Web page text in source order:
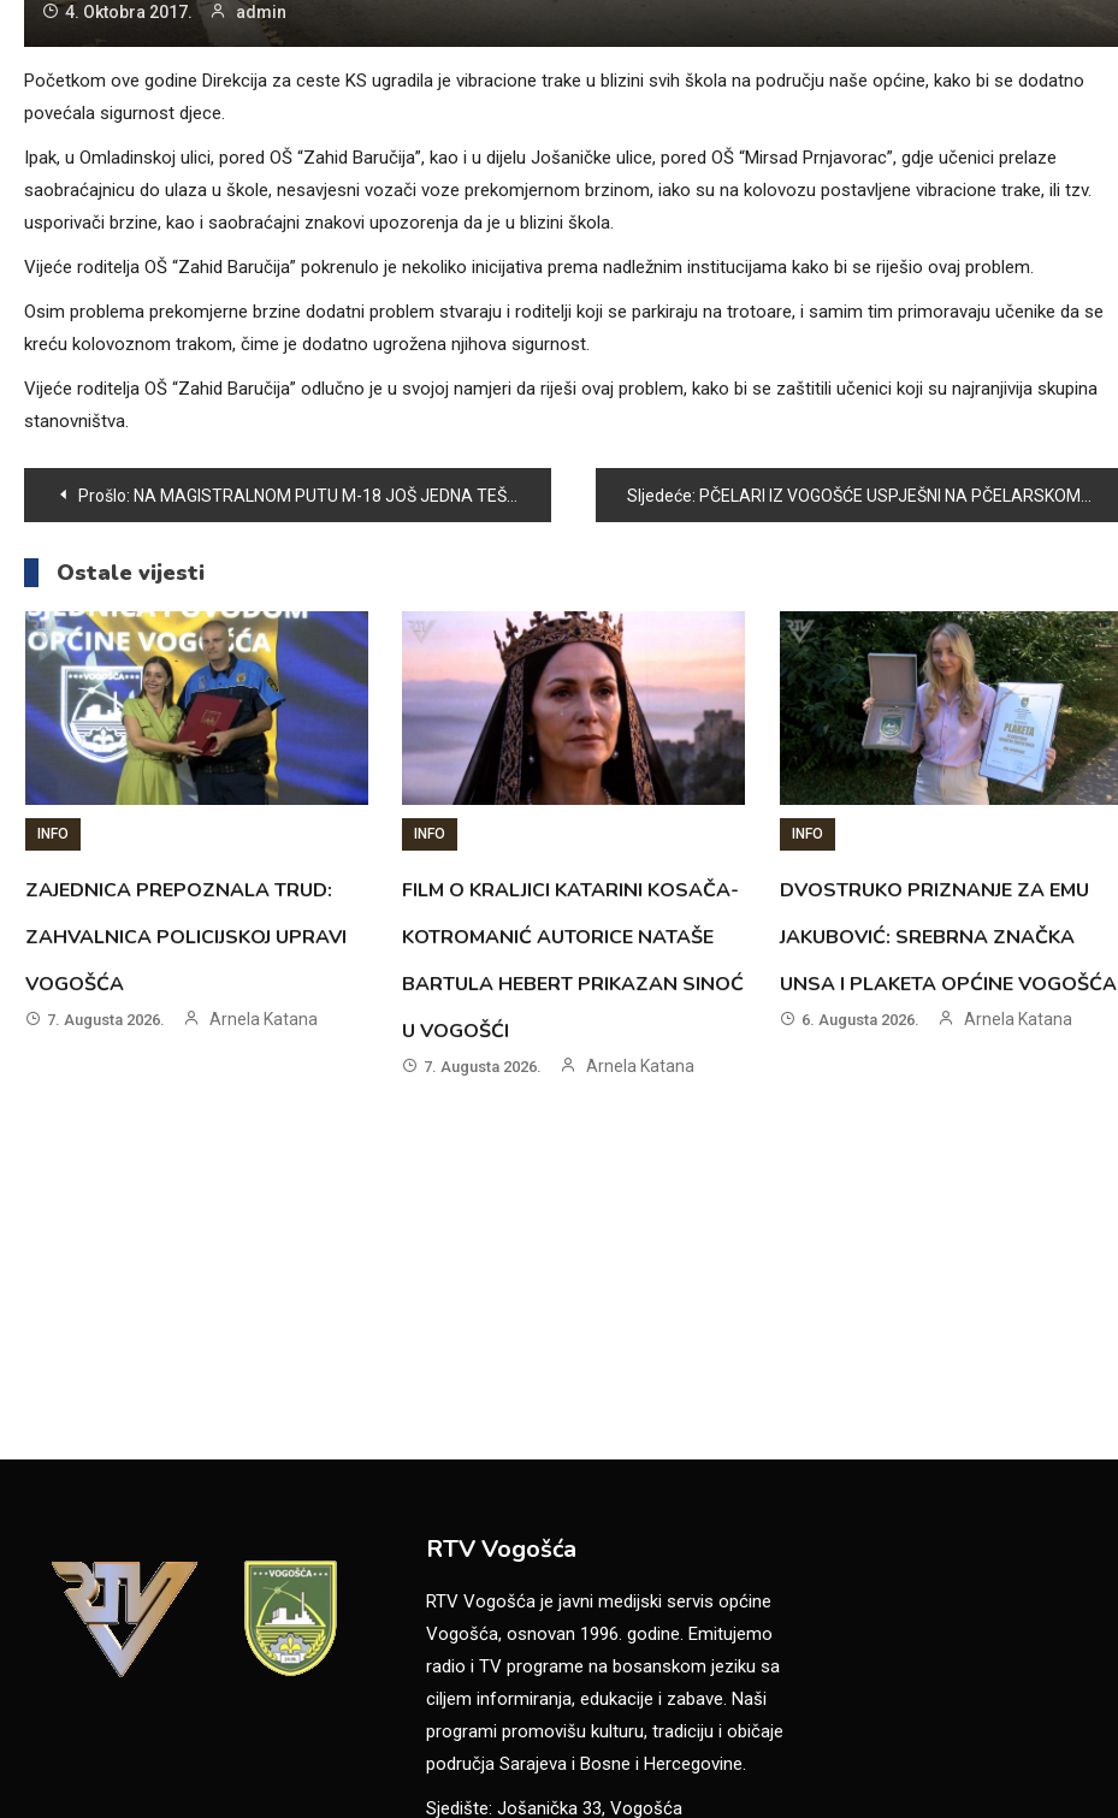
4. Oktobra 2017. admin
Početkom ove godine Direkcija za ceste KS ugradila je vibracione trake u blizini svih škola na području naše općine, kako bi se dodatno
povećala sigurnost djece.
Ipak, u Omladinskoj ulici, pored OŠ “Zahid Baručija”, kao i u dijelu Jošaničke ulice, pored OŠ “Mirsad Prnjavorac”, gdje učenici prelaze
saobraćajnicu do ulaza u škole, nesavjesni vozači voze prekomjernom brzinom, iako su na kolovozu postavljene vibracione trake, ili tzv.
usporivači brzine, kao i saobraćajni znakovi upozorenja da je u blizini škola.
Vijeće roditelja OŠ “Zahid Baručija” pokrenulo je nekoliko inicijativa prema nadležnim institucijama kako bi se riješio ovaj problem.
Osim problema prekomjerne brzine dodatni problem stvaraju i roditelji koji se parkiraju na trotoare, i samim tim primoravaju učenike da se
kreću kolovoznom trakom, čime je dodatno ugrožena njihova sigurnost.
Vijeće roditelja OŠ “Zahid Baručija” odlučno je u svojoj namjeri da riješi ovaj problem, kako bi se zaštitili učenici koji su najranjivija skupina
stanovništva.
Navigacija
članaka
Prošlo: NA MAGISTRALNOM PUTU M-18 JOŠ JEDNA TEŠKA SAOBRAĆAJNA NESREĆA Sljedeće: PČELARI IZ VOGOŠĆE USPJEŠNI NA PČELARSKOM ISPITU
Ostale vijesti
INFO
ZAJEDNICA PREPOZNALA TRUD:
ZAHVALNICA POLICIJSKOJ UPRAVI
VOGOŠĆA
7. Augusta 2026. Arnela Katana
INFO
FILM O KRALJICI KATARINI KOSAČA-
KOTROMANIĆ AUTORICE NATAŠE
BARTULA HEBERT PRIKAZAN SINOĆ
U VOGOŠĆI
7. Augusta 2026. Arnela Katana
INFO
DVOSTRUKO PRIZNANJE ZA EMU
JAKUBOVIĆ: SREBRNA ZNAČKA
UNSA I PLAKETA OPĆINE VOGOŠĆA
6. Augusta 2026. Arnela Katana
RTV Vogošća
RTV Vogošća je javni medijski servis općine
Vogošća, osnovan 1996. godine. Emitujemo
radio i TV programe na bosanskom jeziku sa
ciljem informiranja, edukacije i zabave. Naši
programi promovišu kulturu, tradiciju i običaje
područja Sarajeva i Bosne i Hercegovine.
Sjedište: Jošanička 33, Vogošća